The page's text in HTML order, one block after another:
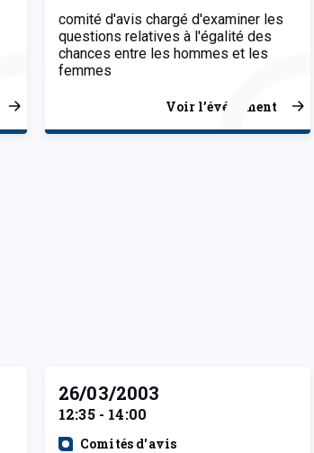
comité d'avis chargé d'examiner les
questions relatives à l'égalité des
chances entre les hommes et les
femmes
Voir l’événement
26/03/2003
12:35 - 14:00
Comités d'avis